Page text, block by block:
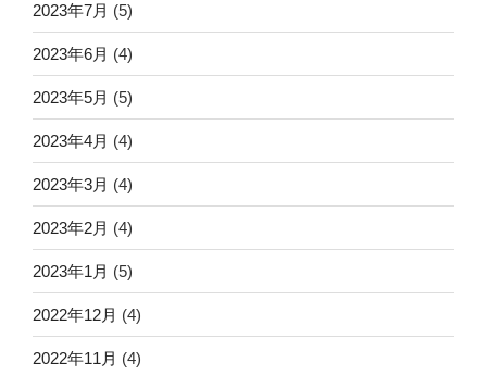
2023年7月 (5)
2023年6月 (4)
2023年5月 (5)
2023年4月 (4)
2023年3月 (4)
2023年2月 (4)
2023年1月 (5)
2022年12月 (4)
2022年11月 (4)